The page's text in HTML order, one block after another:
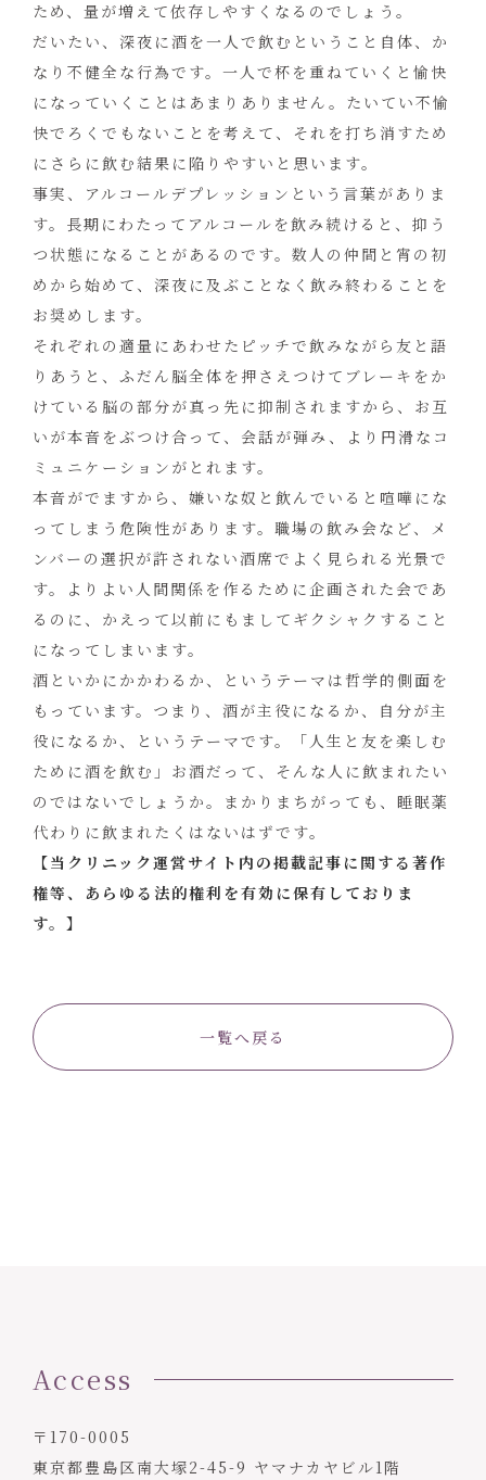
ため、量が増えて依存しやすくなるのでしょう。
だいたい、深夜に酒を一人で飲むということ自体、か
なり不健全な行為です。一人で杯を重ねていくと愉快
になっていくことはあまりありません。たいてい不愉
快でろくでもないことを考えて、それを打ち消すため
にさらに飲む結果に陥りやすいと思います。
事実、アルコールデプレッションという言葉がありま
す。長期にわたってアルコールを飲み続けると、抑う
つ状態になることがあるのです。数人の仲間と宵の初
めから始めて、深夜に及ぶことなく飲み終わることを
お奨めします。
それぞれの適量にあわせたピッチで飲みながら友と語
りあうと、ふだん脳全体を押さえつけてブレーキをか
けている脳の部分が真っ先に抑制されますから、お互
いが本音をぶつけ合って、会話が弾み、より円滑なコ
ミュニケーションがとれます。
本音がでますから、嫌いな奴と飲んでいると喧嘩にな
ってしまう危険性があります。職場の飲み会など、メ
ンバーの選択が許されない酒席でよく見られる光景で
す。よりよい人間関係を作るために企画された会であ
るのに、かえって以前にもましてギクシャクすること
になってしまいます。
酒といかにかかわるか、というテーマは哲学的側面を
もっています。つまり、酒が主役になるか、自分が主
役になるか、というテーマです。「人生と友を楽しむ
ために酒を飲む」お酒だって、そんな人に飲まれたい
のではないでしょうか。まかりまちがっても、睡眠薬
代わりに飲まれたくはないはずです。
【当クリニック運営サイト内の掲載記事に関する著作
権等、あらゆる法的権利を有効に保有しておりま
す。】
一覧へ戻る
Access
〒170-0005
東京都豊島区南大塚2-45-9 ヤマナカヤビル1階